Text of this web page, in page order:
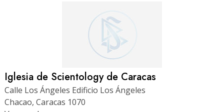
Iglesia de Scientology de Caracas
Calle Los Ángeles Edificio Los Ángeles
Chacao, Caracas 1070